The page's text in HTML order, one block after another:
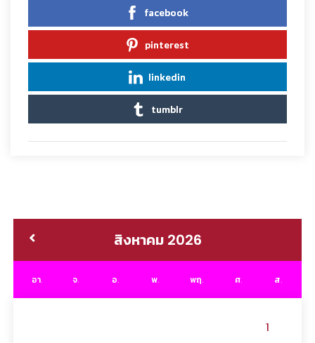
facebook
pinterest
linkedin
tumblr
สิงหาคม 2026
อา. จ. อ. พ. พฤ. ศ. ส.
1